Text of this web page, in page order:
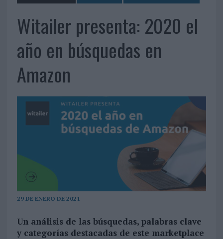
Witailer presenta: 2020 el
año en búsquedas en
Amazon
29 DE ENERO DE 2021
Un análisis de las búsquedas, palabras clave
y categorías destacadas de este marketplace